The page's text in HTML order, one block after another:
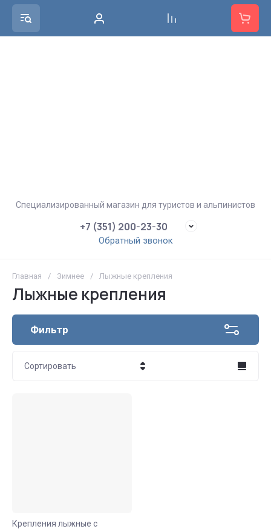
Специализированный магазин для туристов и альпинистов
+7 (351) 200-23-30
Обратный звонок
Главная / Зимнее / Лыжные крепления
Лыжные крепления
Фильтр
Сортировать
Крепления лыжные с